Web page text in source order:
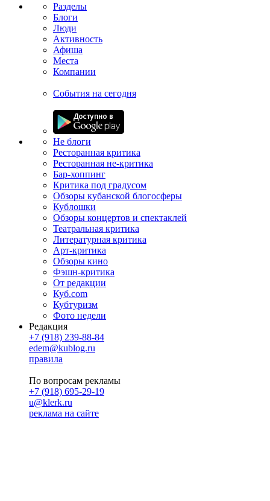
Разделы
Блоги
Люди
Активность
Афиша
Места
Компании
События на сегодня
Не блоги
Ресторанная критика
Ресторанная не-критика
Бар-хоппинг
Критика под градусом
Обзоры кубанской блогосферы
Кублошки
Обзоры концертов и спектаклей
Театральная критика
Литературная критика
Арт-критика
Обзоры кино
Фэшн-критика
От редакции
Куб.com
Кубтуризм
Фото недели
Редакция
+7 (918) 239-88-84
edem@kublog.ru
правила
По вопросам рекламы
+7 (918) 695-29-19
u@klerk.ru
реклама на сайте